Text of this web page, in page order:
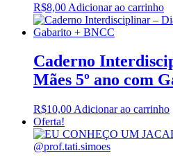
R$8,00 Adicionar ao carrinho
Caderno
Mães 5º ano com
R$10,00 Adicionar ao carrinho
Oferta!